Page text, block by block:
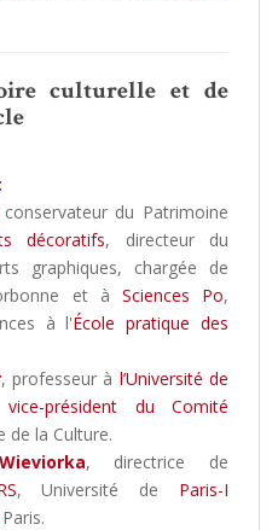
culturelle et de
du Patrimoine
décoratifs, directeur du
graphiques, chargée de
et à Sciences Po,
à l'École pratique des
, professeur à l’Université de
vice-président du Comité
de la Culture.
, directrice de
, Université de Paris-I